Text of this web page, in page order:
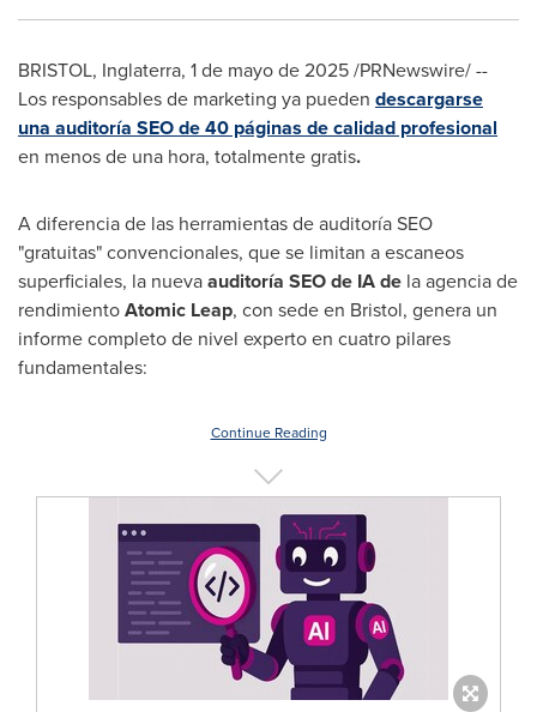
BRISTOL, Inglaterra, 1 de mayo de 2025/PRNewswire/ --
Los responsables de marketing ya pueden descargarse
una auditoría SEO de40 páginas de calidad profesional
en menos de una hora, totalmente gratis.
A diferencia de las herramientas de auditoría SEO
"gratuitas" convencionales, que se limitan a escaneos
superficiales, la nuevaauditoría SEO de IA de la agencia de
rendimientoAtomic Leap, con sede en Bristol, genera un
informe completo de nivel experto en cuatro pilares
fundamentales:
Continue Reading